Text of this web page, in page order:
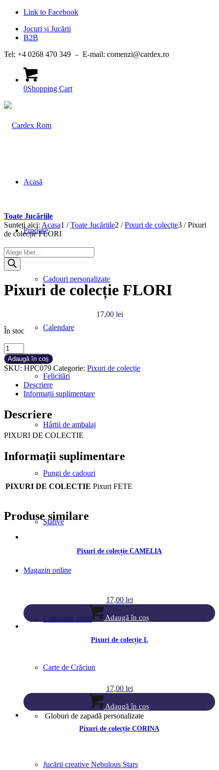
Link to Facebook
Jocuri și Jucării
B2B
Tel: +4 0268 470 349 – E-mail: comenzi@cardex.ro
0Shopping Cart
Acasă
Produse
Cadouri personalizate
Calendare
Felicitări
Hârtii de ambalaj
Pungi de cadouri
Stative
Magazin online
Calendare 2026
Carte de Crăciun
Globuri de zapadă personalizate
Jucării creative Nebulous Stars
Toate Jucăriile
Sunteți aici: Acasa1 / Toate Jucăriile2 / Pixuri de colecție3 / Pixuri
de colecție FLORI
Products
search
Pixuri de colecție FLORI
17,00 lei
În stoc
Cantitate
Pixuri
de
colecție
FLORI
Adaugă în coș
SKU: HPC079 Categorie: Pixuri de colecție
Descriere
Informații suplimentare
Descriere
PIXURI DE COLECTIE
Informații suplimentare
PIXURI DE COLECTIE Pixuri FETE
Produse similare
Pixuri de colecție CAMELIA
17,00 lei
Adaugă în coș
Pixuri de colecție L
17,00 lei
Adaugă în coș
Pixuri de colecție CORINA